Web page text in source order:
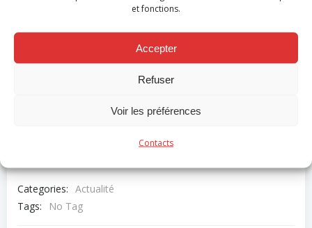
et fonctions.
Accepter
Refuser
Voir les préférences
Contacts
Categories: Actualité
Tags:
No Tag